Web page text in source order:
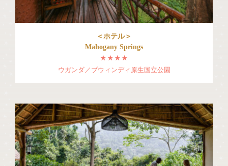
＜ホテル＞
Mahogany Springs
★★★★
ウガンダ／ブウィンディ原生国立公園